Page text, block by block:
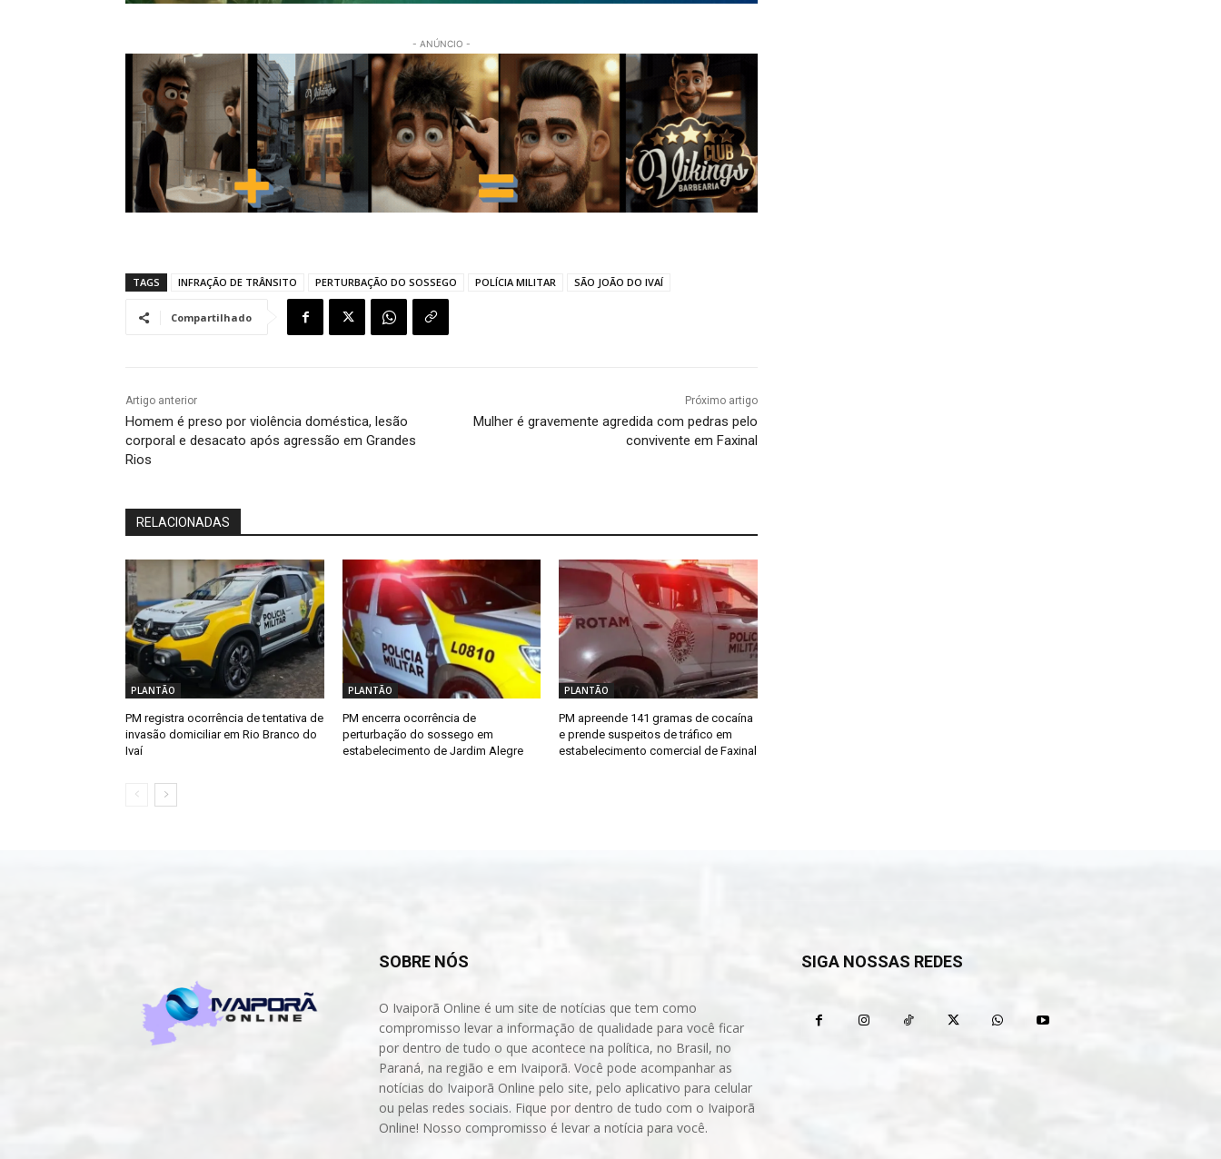
- ANÚNCIO -
TAGS INFRAÇÃO DE TRÂNSITO PERTURBAÇÃO DO SOSSEGO POLÍCIA MILITAR SÃO JOÃO DO IVAÍ
Compartilhado
Artigo anterior
Homem é preso por violência doméstica, lesão
corporal e desacato após agressão em Grandes
Rios
Próximo artigo
Mulher é gravemente agredida com pedras pelo
convivente em Faxinal
RELACIONADAS
PLANTÃO
PM registra ocorrência de tentativa de
invasão domiciliar em Rio Branco do
Ivaí
PLANTÃO
PM encerra ocorrência de
perturbação do sossego em
estabelecimento de Jardim Alegre
PLANTÃO
PM apreende 141 gramas de cocaína
e prende suspeitos de tráfico em
estabelecimento comercial de Faxinal
SOBRE NÓS
O Ivaiporã Online é um site de notícias que tem como
compromisso levar a informação de qualidade para você ficar
por dentro de tudo o que acontece na política, no Brasil, no
Paraná, na região e em Ivaiporã. Você pode acompanhar as
notícias do Ivaiporã Online pelo site, pelo aplicativo para celular
ou pelas redes sociais. Fique por dentro de tudo com o Ivaiporã
Online! Nosso compromisso é levar a notícia para você.
SIGA NOSSAS REDES